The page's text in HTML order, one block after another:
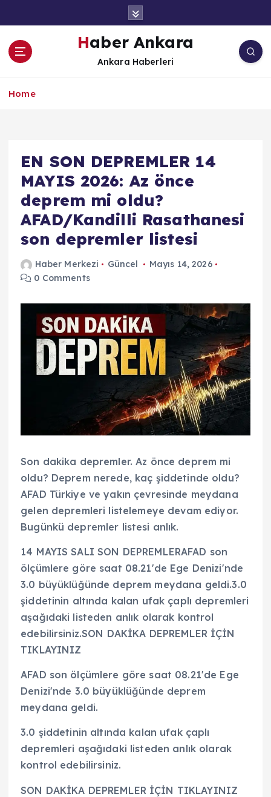
Haber Ankara
Ankara Haberleri
Home
EN SON DEPREMLER 14
MAYIS 2026: Az önce
deprem mi oldu?
AFAD/Kandilli Rasathanesi
son depremler listesi
Haber Merkezi Güncel
Mayıs 14, 2026
0 Comments
Son dakika depremler. Az önce deprem mi
oldu? Deprem nerede, kaç şiddetinde oldu?
AFAD Türkiye ve yakın çevresinde meydana
gelen depremleri listelemeye devam ediyor.
Bugünkü depremler listesi anlık.
14 MAYIS SALI SON DEPREMLERAFAD son
ölçümlere göre saat 08.21'de Ege Denizi'nde
3.0 büyüklüğünde deprem meydana geldi.3.0
şiddetinin altında kalan ufak çaplı depremleri
aşağıdaki listeden anlık olarak kontrol
edebilirsiniz.SON DAKİKA DEPREMLER İÇİN
TIKLAYINIZ
AFAD son ölçümlere göre saat 08.21'de Ege
Denizi'nde 3.0 büyüklüğünde deprem
meydana geldi.
3.0 şiddetinin altında kalan ufak çaplı
depremleri aşağıdaki listeden anlık olarak
kontrol edebilirsiniz.
SON DAKİKA DEPREMLER İÇİN TIKLAYINIZ